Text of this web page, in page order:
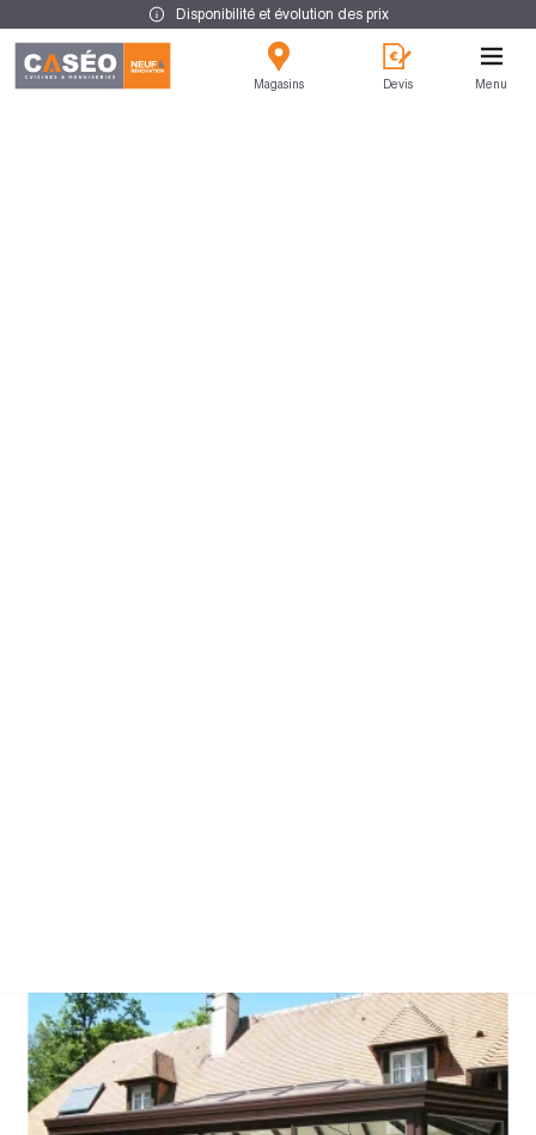
Disponibilité et évolution des prix
Magasins Devis Menu